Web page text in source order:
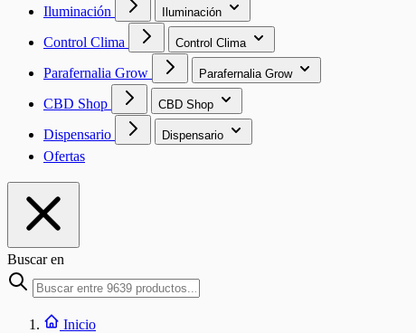
Iluminación Iluminación
Control Clima Control Clima
Parafernalia Grow Parafernalia Grow
CBD Shop CBD Shop
Dispensario Dispensario
Ofertas
Buscar en
Inicio